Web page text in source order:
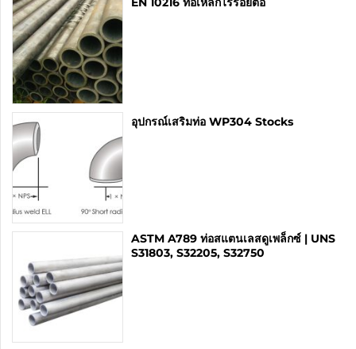
อุปกรณ์เสริมท่อ WP304 Stocks
ASTM A789 ท่อสแตนเลสดูเพล็กซ์ | UNS
S31803, S32205, S32750